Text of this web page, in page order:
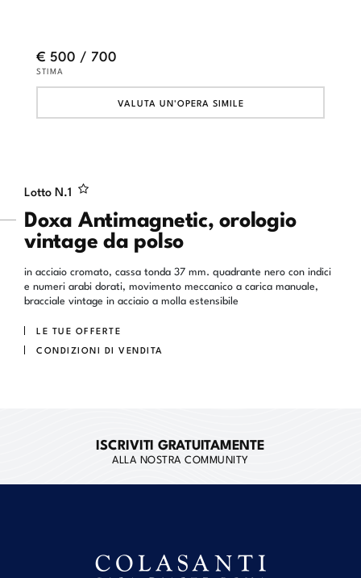
Lotto N.1
Doxa Antimagnetic, orologio
vintage da polso
in acciaio cromato, cassa tonda 37 mm. quadrante nero con indici
e numeri arabi dorati, movimento meccanico a carica manuale,
bracciale vintage in acciaio a molla estensibile
LE TUE OFFERTE
CONDIZIONI DI VENDITA
€ 500 / 700
STIMA
VALUTA UN'OPERA SIMILE
ISCRIVITI GRATUITAMENTE
ALLA NOSTRA COMMUNITY